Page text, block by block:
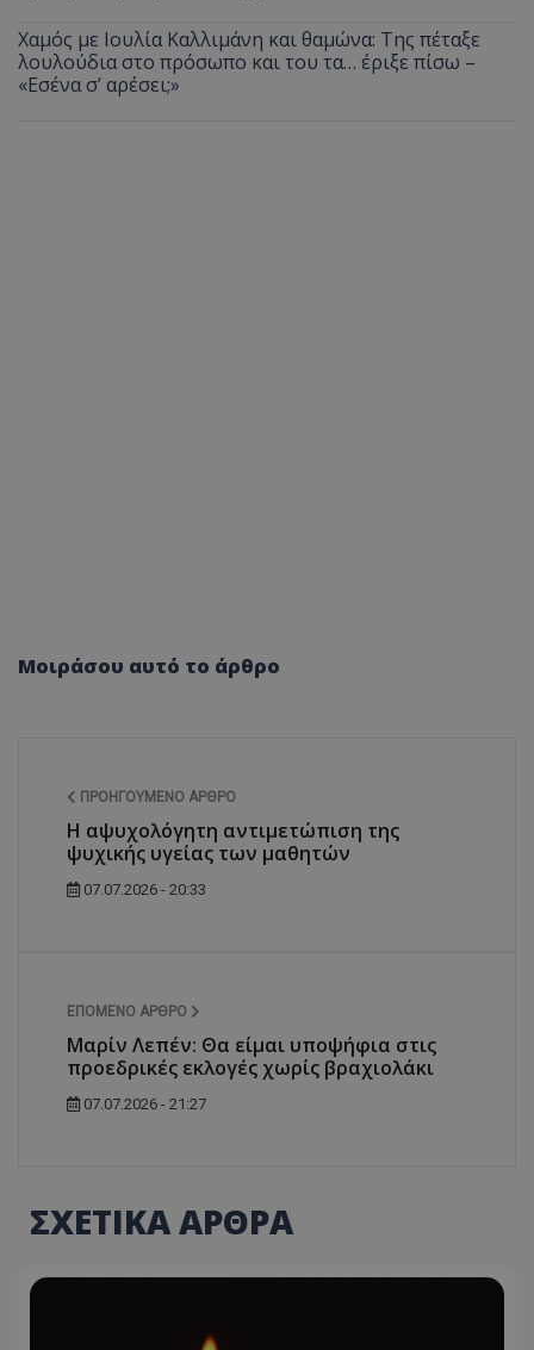
Χαμός με Ιουλία Καλλιμάνη και θαμώνα: Της πέταξε
λουλούδια στο πρόσωπο και του τα… έριξε πίσω –
«Εσένα σ’ αρέσει;»
Μοιράσου αυτό το άρθρο
ΠΡΟΗΓΟΎΜΕΝΟ ΆΡΘΡΟ
Η αψυχολόγητη αντιμετώπιση της
ψυχικής υγείας των μαθητών
07.07.2026 - 20:33
ΕΠΌΜΕΝΟ ΆΡΘΡΟ
Μαρίν Λεπέν: Θα είμαι υποψήφια στις
προεδρικές εκλογές χωρίς βραχιολάκι
07.07.2026 - 21:27
ΣΧΕΤΙΚΑ ΑΡΘΡΑ